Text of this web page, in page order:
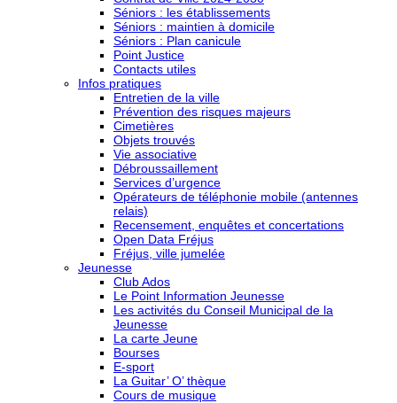
Séniors : les établissements
Séniors : maintien à domicile
Séniors : Plan canicule
Point Justice
Contacts utiles
Infos pratiques
Entretien de la ville
Prévention des risques majeurs
Cimetières
Objets trouvés
Vie associative
Débroussaillement
Services d’urgence
Opérateurs de téléphonie mobile (antennes
relais)
Recensement, enquêtes et concertations
Open Data Fréjus
Fréjus, ville jumelée
Jeunesse
Club Ados
Le Point Information Jeunesse
Les activités du Conseil Municipal de la
Jeunesse
La carte Jeune
Bourses
E-sport
La Guitar’ O’ thèque
Cours de musique